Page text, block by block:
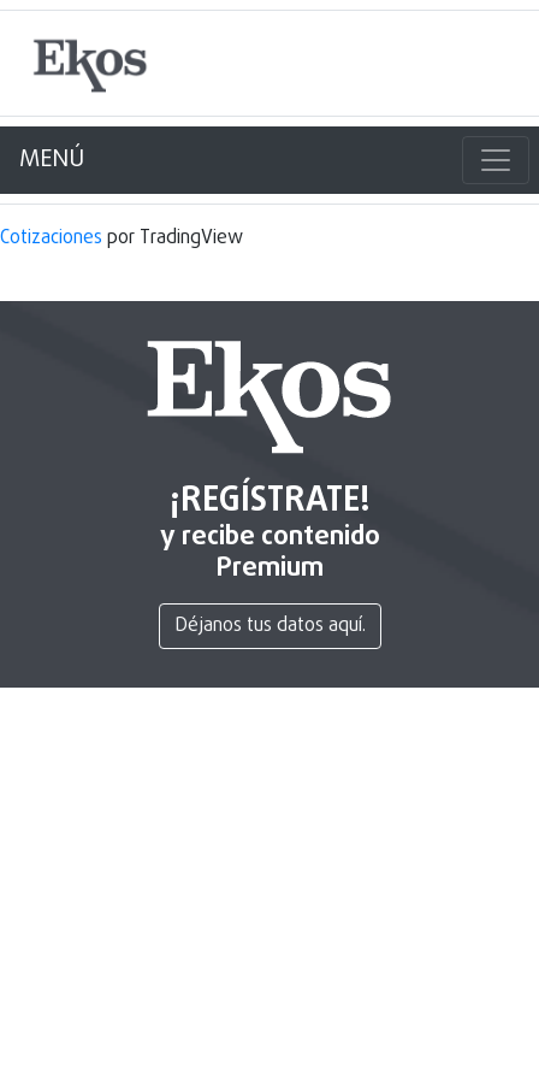
MENÚ
Cotizaciones por TradingView
¡REGÍSTRATE!
y recibe contenido
Premium
Déjanos tus datos aquí.